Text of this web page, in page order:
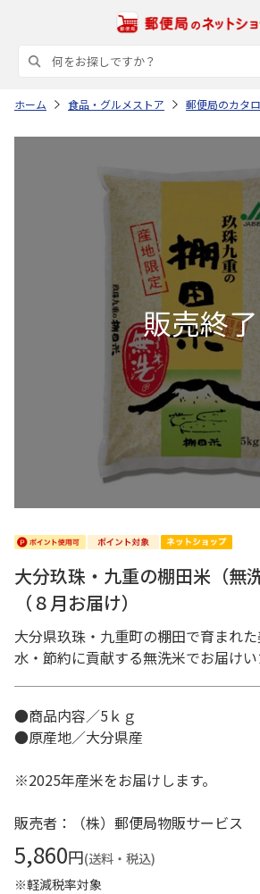
ホーム 食品・グルメストア 郵便局のカタ
大分玖珠・九重の棚田米（無
（８月お届け）
大分県玖珠・九重町の棚田で育まれ
水・節約に貢献する無洗米でお届けい
●商品内容／5ｋｇ
●原産地／大分県産
※2025年産米をお届けします。
販売者：（株）郵便局物販サービス
5,860円(送料・税込)
※軽減税率対象